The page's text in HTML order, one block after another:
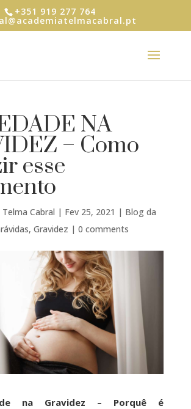
+351 919 277 764
NA
– Como
esse
Cabral | Fev 25, 2021 | Blog da
, Gravidez | 0 comments
na Gravidez – Porquê é